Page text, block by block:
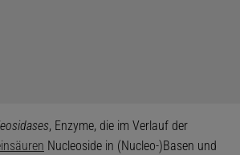
, Enzyme, die im Verlauf der
Nucleoside in (Nucleo-)Basen und